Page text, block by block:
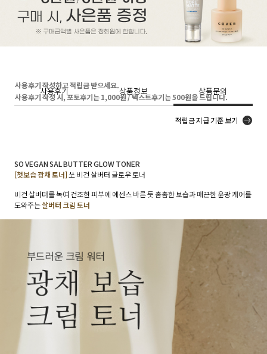
사용후기 상품정보 상품문의
사용후기 작성하고 적립금 받으세요.
사용후기 작성 시, 포토후기는 1,000원 / 텍스트후기는 500원을 드립니다.
적립금 지급 기준 보기
SO VEGAN SAL BUTTER GLOW TONER
[첫보습 광채 토너] 쏘 비건 살버터 글로우 토너
비건 살버터를 녹여 건조한 피부에 에센스 바른 듯 촘촘한 보습과 매끈한 윤광 케어를
도와주는살버터 크림 토너